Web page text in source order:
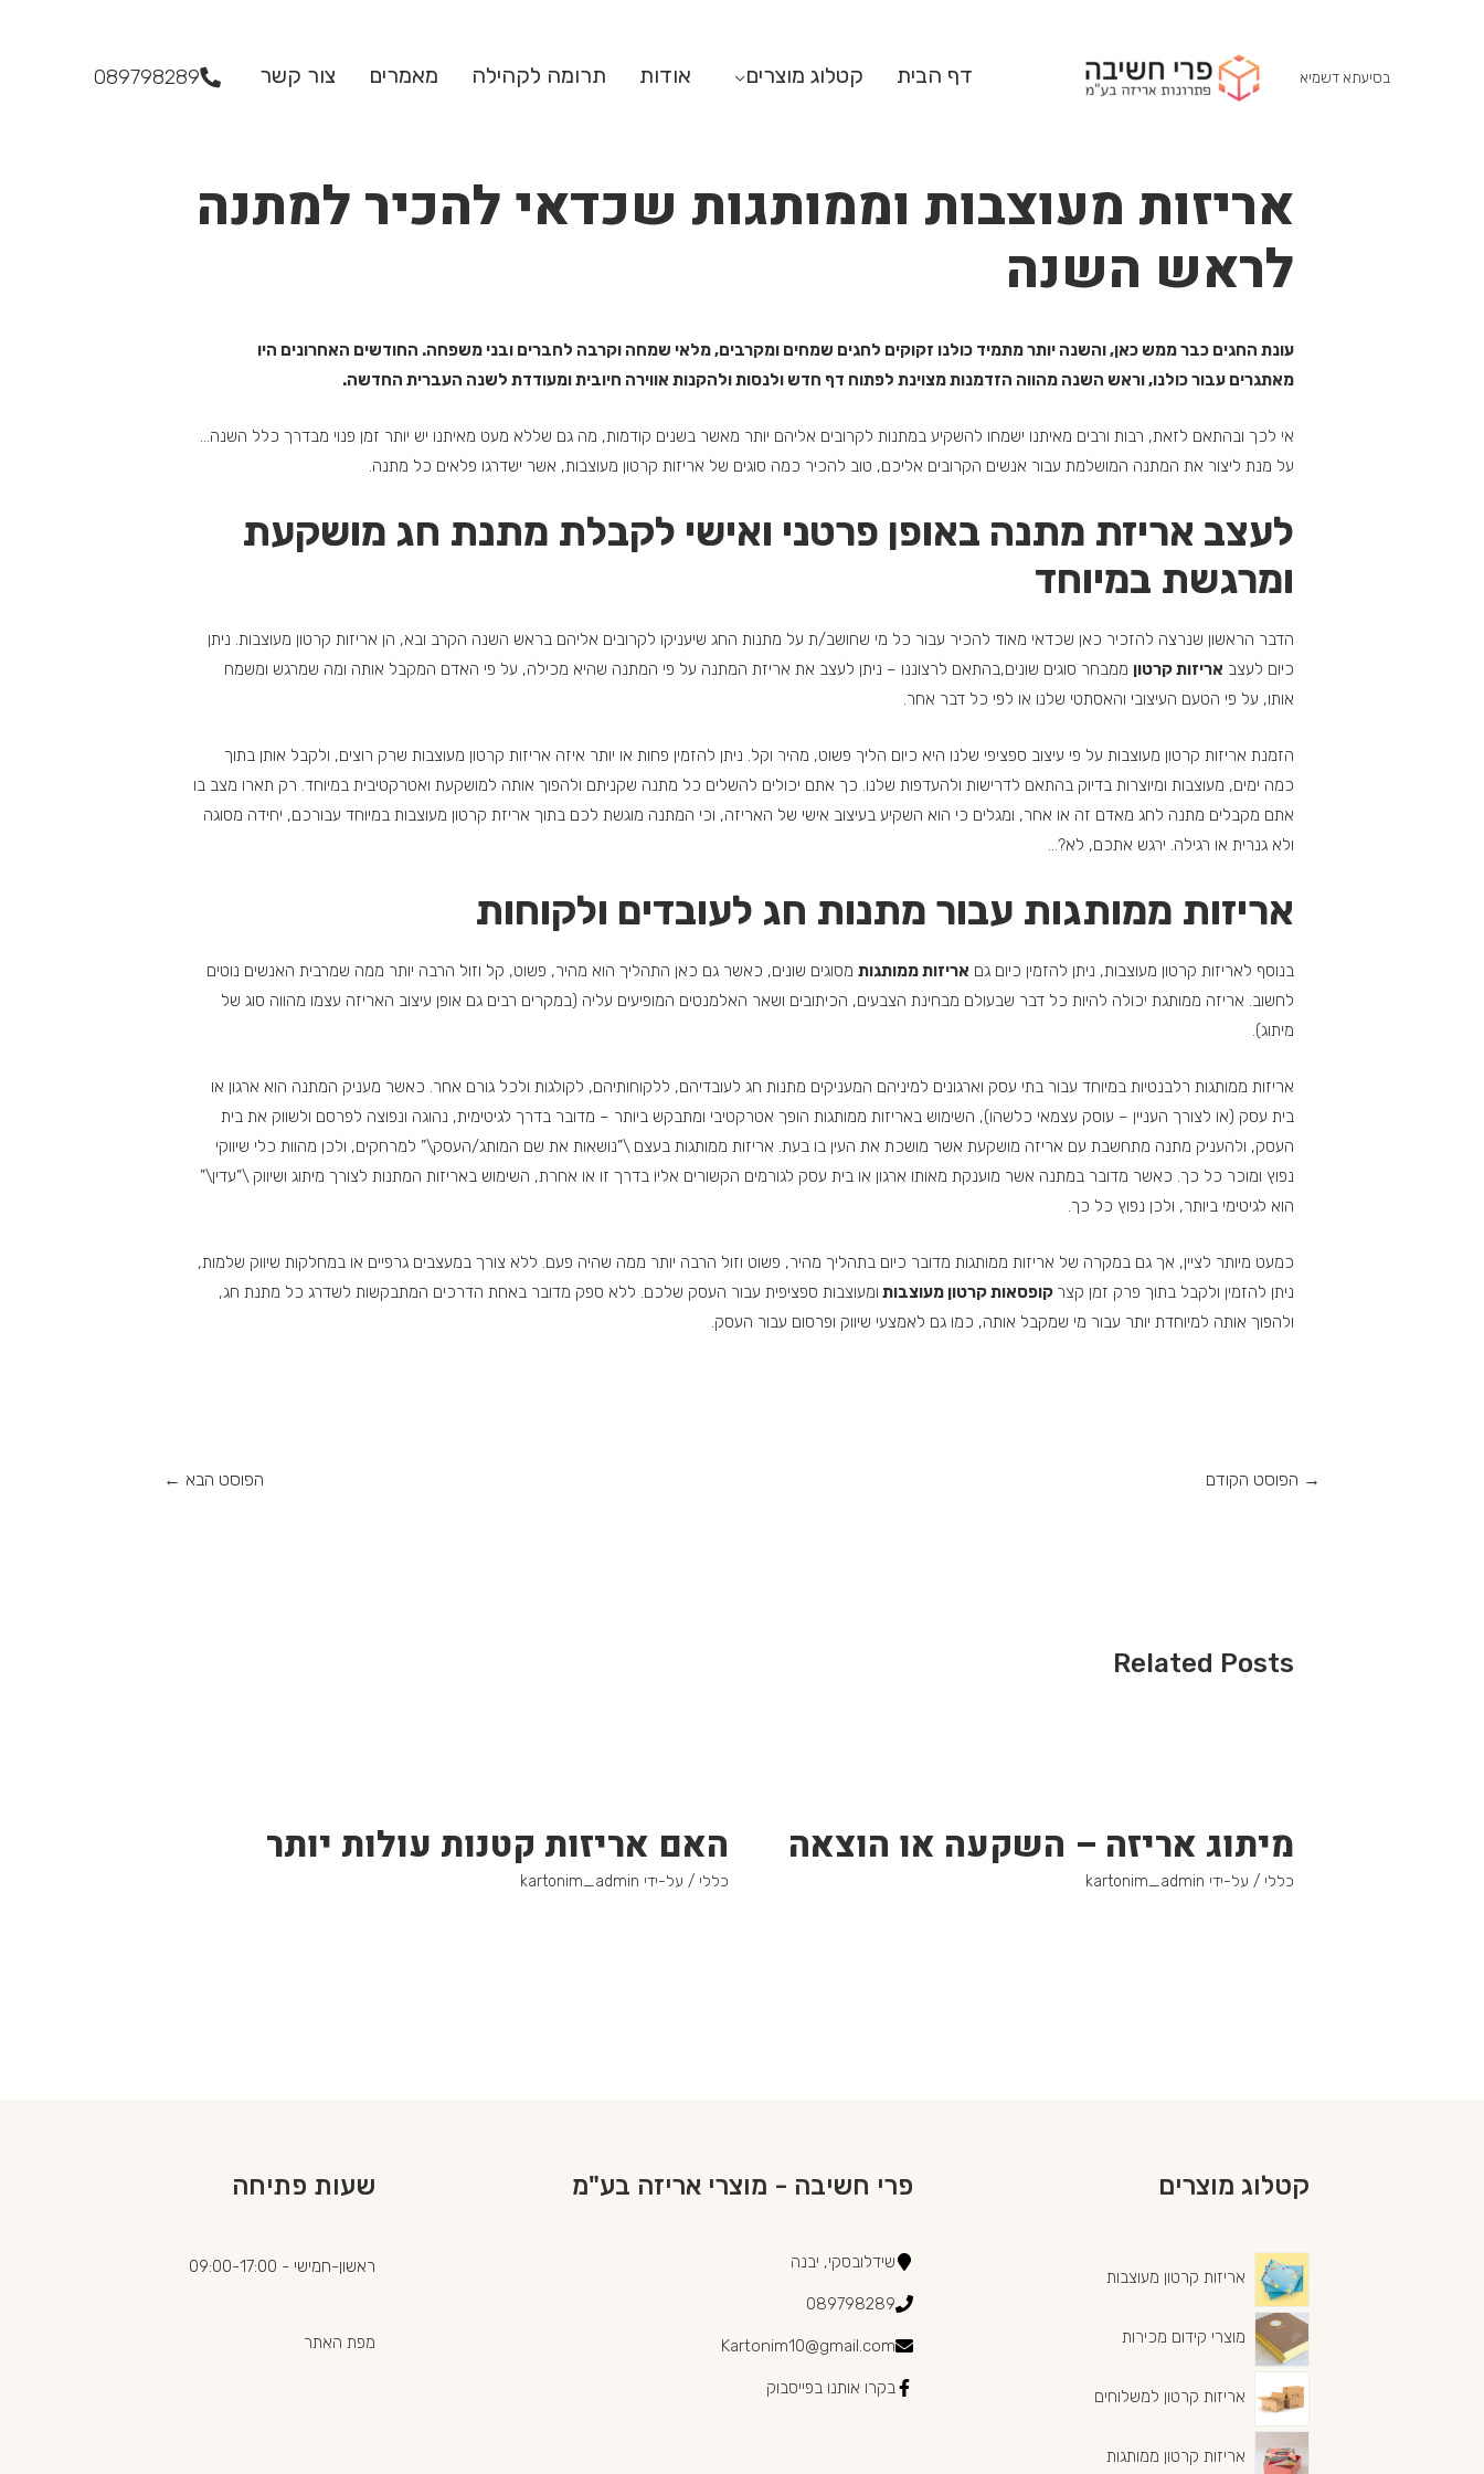
בסיעתא דשמיא דף הבית קטלוג מוצרים אודות תרומה לקהילה מאמרים צור קשר 089798289
אריזות מעוצבות וממותגות שכדאי להכיר למתנה
לראש השנה
עונת החגים כבר ממש כאן, והשנה יותר מתמיד כולנו זקוקים לחגים שמחים ומקרבים, מלאי שמחה וקרבה לחברים ובני משפחה. החודשים האחרונים היו
מאתגרים עבור כולנו, וראש השנה מהווה הזדמנות מצוינת לפתוח דף חדש ולנסות ולהקנות אווירה חיובית ומעודדת לשנה העברית החדשה.
אי לכך ובהתאם לזאת, רבות ורבים מאיתנו ישמחו להשקיע במתנות לקרובים אליהם יותר מאשר בשנים קודמות, מה גם שללא מעט מאיתנו יש יותר זמן פנוי מבדרך כלל השנה…
על מנת ליצור את המתנה המושלמת עבור אנשים הקרובים אליכם, טוב להכיר כמה סוגים של אריזות קרטון מעוצבות, אשר ישדרגו פלאים כל מתנה.
לעצב אריזת מתנה באופן פרטני ואישי לקבלת מתנת חג מושקעת
ומרגשת במיוחד
הדבר הראשון שנרצה להזכיר כאן שכדאי מאוד להכיר עבור כל מי שחושב/ת על מתנות החג שיעניקו לקרובים אליהם בראש השנה הקרב ובא, הן אריזות קרטון מעוצבות. ניתן
כיום לעצב אריזות קרטון ממבחר סוגים שונים,בהתאם לרצוננו – ניתן לעצב את אריזת המתנה על פי המתנה שהיא מכילה, על פי האדם המקבל אותה ומה שמרגש ומשמח
אותו, על פי הטעם העיצובי והאסתטי שלנו או לפי כל דבר אחר.
הזמנת אריזות קרטון מעוצבות על פי עיצוב ספציפי שלנו היא כיום הליך פשוט, מהיר וקל. ניתן להזמין פחות או יותר איזה אריזות קרטון מעוצבות שרק רוצים, ולקבל אותן בתוך
כמה ימים, מעוצבות ומיוצרות בדיוק בהתאם לדרישות ולהעדפות שלנו. כך אתם יכולים להשלים כל מתנה שקניתם ולהפוך אותה למושקעת ואטרקטיבית במיוחד. רק תארו מצב בו
אתם מקבלים מתנה לחג מאדם זה או אחר, ומגלים כי הוא השקיע בעיצוב אישי של האריזה, וכי המתנה מוגשת לכם בתוך אריזת קרטון מעוצבות במיוחד עבורכם, יחידה מסוגה
ולא גנרית או רגילה. ירגש אתכם, לא?…
אריזות ממותגות עבור מתנות חג לעובדים ולקוחות
בנוסף לאריזות קרטון מעוצבות, ניתן להזמין כיום גם אריזות ממותגות מסוגים שונים, כאשר גם כאן התהליך הוא מהיר, פשוט, קל וזול הרבה יותר ממה שמרבית האנשים נוטים
לחשוב. אריזה ממותגת יכולה להיות כל דבר שבעולם מבחינת הצבעים, הכיתובים ושאר האלמנטים המופיעים עליה (במקרים רבים גם אופן עיצוב האריזה עצמו מהווה סוג של
מיתוג).
אריזות ממותגות רלבנטיות במיוחד עבור בתי עסק וארגונים למיניהם המעניקים מתנות חג לעובדיהם, ללקוחותיהם, לקולגות ולכל גורם אחר. כאשר מעניק המתנה הוא ארגון או
בית עסק (או לצורך העניין – עוסק עצמאי כלשהו), השימוש באריזות ממותגות הופך אטרקטיבי ומתבקש ביותר – מדובר בדרך לגיטימית, נהוגה ונפוצה לפרסם ולשווק את בית
העסק, ולהעניק מתנה מתחשבת עם אריזה מושקעת אשר מושכת את העין בו בעת. אריזות ממותגות בעצם \”נושאות את שם המותג/העסק\” למרחקים, ולכן מהוות כלי שיווקי
נפוץ ומוכר כל כך. כאשר מדובר במתנה אשר מוענקת מאותו ארגון או בית עסק לגורמים הקשורים אליו בדרך זו או אחרת, השימוש באריזות המתנות לצורך מיתוג ושיווק \”עדין\”
הוא לגיטימי ביותר, ולכן נפוץ כל כך.
כמעט מיותר לציין, אך גם במקרה של אריזות ממותגות מדובר כיום בתהליך מהיר, פשוט וזול הרבה יותר ממה שהיה פעם. ללא צורך במעצבים גרפיים או במחלקות שיווק שלמות,
ניתן להזמין ולקבל בתוך פרק זמן קצר קופסאות קרטון מעוצבות ומעוצבות ספציפית עבור העסק שלכם. ללא ספק מדובר באחת הדרכים המתבקשות לשדרג כל מתנת חג,
ולהפוך אותה למיוחדת יותר עבור מי שמקבל אותה, כמו גם לאמצעי שיווק ופרסום עבור העסק.
→ הפוסט הקודם הפוסט הבא ←
Related Posts
מיתוג אריזה – השקעה או הוצאה
כללי / על-ידי kartonim_admin
האם אריזות קטנות עולות יותר
כללי / על-ידי kartonim_admin
קטלוג מוצרים
אריזות קרטון מעוצבות
מוצרי קידום מכירות
אריזות קרטון למשלוחים
אריזות קרטון ממותגות
פרי חשיבה - מוצרי אריזה בע"מ
שידלובסקי, יבנה
089798289
Kartonim10@gmail.com
בקרו אותנו בפייסבוק
שעות פתיחה
ראשון-חמישי - 09:00-17:00
מפת האתר